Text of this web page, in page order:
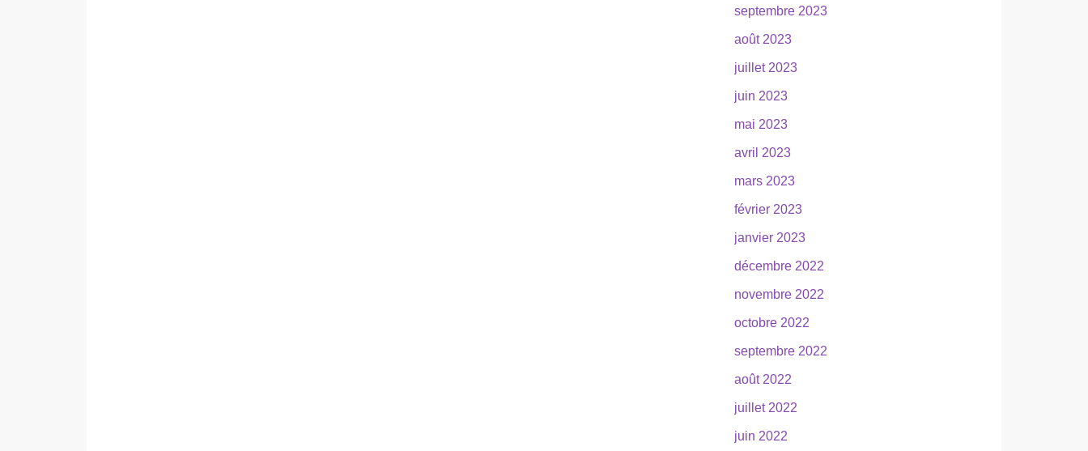
septembre 2023
août 2023
juillet 2023
juin 2023
mai 2023
avril 2023
mars 2023
février 2023
janvier 2023
décembre 2022
novembre 2022
octobre 2022
septembre 2022
août 2022
juillet 2022
juin 2022